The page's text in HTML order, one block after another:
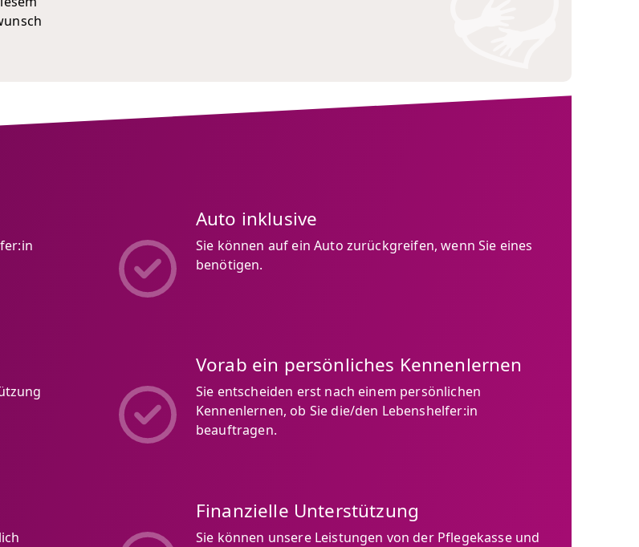
Auto inklusive
Sie können auf ein Auto zurückgreifen, wenn Sie eines
benötigen.
Vorab ein persönliches Kennenlernen
Sie entscheiden erst nach einem persönlichen
Kennenlernen, ob Sie die/den Lebenshelfer:in
beauftragen.
Finanzielle Unterstützung
Sie können unsere Leistungen von der Pflegekasse und